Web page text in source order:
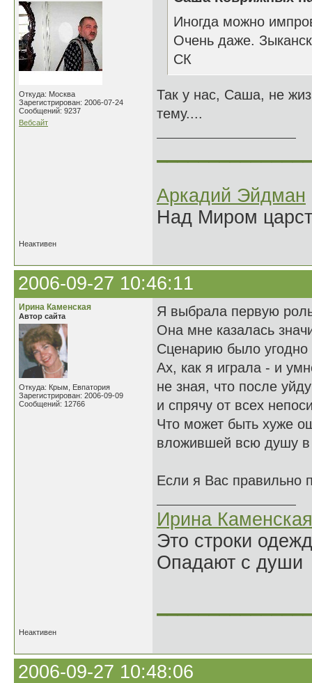
Откуда: Москва
Зарегистрирован: 2006-07-24
Сообщений: 9237
Вебсайт
Иногда можно
Очень даже.
СК
Так у нас, Саша, не
тему....
Аркадий Эйдман
Над Миром
Неактивен
2006-09-27 10:46:11
Ирина Каменская
Автор сайта
Откуда: Крым, Евпатория
Зарегистрирован: 2006-09-09
Сообщений: 12766
Я выбрала первую
Она мне казалась
Сценарию было угодно
Ах, как я играла - и
не зная, что после
и спрячу от всех
Что может быть хуже
вложившей всю душу в
Если я Вас правильно
Ирина Каменская
Это строки
Опадают с души
Неактивен
2006-09-27 10:48:06